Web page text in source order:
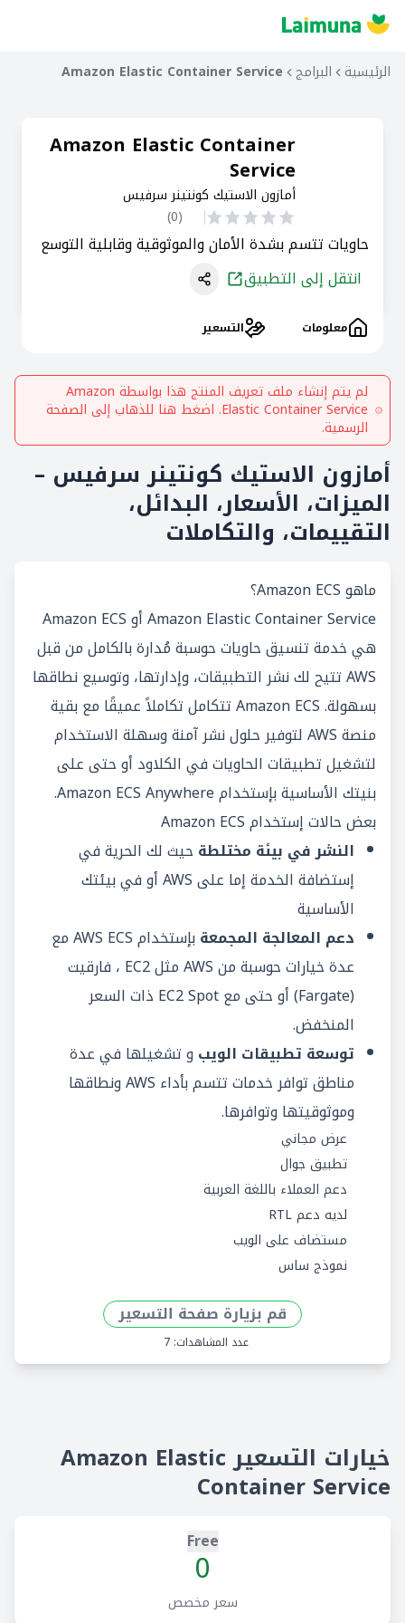
الرئيسية البرامج Amazon Elastic Container Service
Amazon Elastic Container
Service
أمازون الاستيك كونتينر سرفيس
(
0
)
حاويات تتسم بشدة الأمان والموثوقية وقابلية التوسع
انتقل إلى التطبيق
معلومات التسعير
لم يتم إنشاء ملف تعريف المنتج هذا بواسطة Amazon
Elastic Container Service. اضغط هنا للذهاب إلى الصفحة
الرسمية.
أمازون الاستيك كونتينر سرفيس –
الميزات، الأسعار، البدائل،
التقييمات، والتكاملات
ماهو Amazon ECS؟
Amazon Elastic Container Service أو Amazon ECS
هي خدمة تنسيق حاويات حوسبة مُدارة بالكامل من قبل
AWS تتيح لك نشر التطبيقات، وإدارتها، وتوسيع نطاقها
بسهولة. Amazon ECS تتكامل تكاملاً عميقًا مع بقية
منصة AWS لتوفير حلول نشر آمنة وسهلة الاستخدام
لتشغيل تطبيقات الحاويات في الكلاود أو حتى على
بنيتك الأساسية بإستخدام Amazon ECS Anywhere.
بعض حالات إستخدام Amazon ECS
النشر في بيئة مختلطة حيث لك الحرية في
إستضافة الخدمة إما على AWS أو في بيئتك
الأساسية
دعم المعالجة المجمعة
بإستخدام AWS ECS مع
عدة خيارات حوسبة من AWS مثل EC2 ، فارقيت
(Fargate) أو حتى مع EC2 Spot ذات السعر
المنخفض.
توسعة تطبيقات الويب و تشغيلها في عدة
مناطق توافر خدمات تتسم بأداء AWS ونطاقها
وموثوقيتها وتوافرها.
عرض مجاني
تطبيق جوال
دعم العملاء باللغة العربية
لديه دعم RTL
مستضاف على الويب
نموذج ساس
قم بزيارة صفحة التسعير
عدد المشاهدات: 7
خيارات التسعير Amazon Elastic
Container Service
Free
0
سعر مخصص